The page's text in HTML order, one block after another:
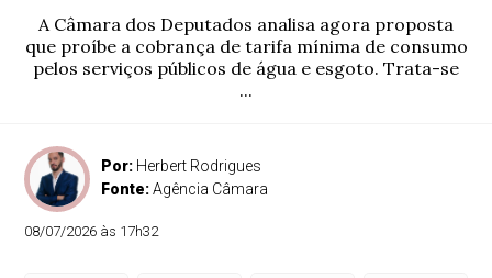
A Câmara dos Deputados analisa agora proposta
que proíbe a cobrança de tarifa mínima de consumo
pelos serviços públicos de água e esgoto. Trata-se
...
Por: Herbert Rodrigues
Fonte:Agência Câmara
08/07/2026 às 17h32